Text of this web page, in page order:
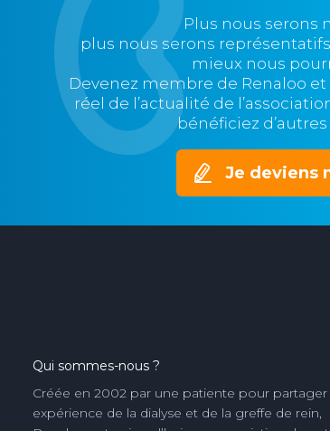
Plus nous serons
plus nous serons
mieux nous
Devenez membre de Renaloo
réel de l’actualité de
bénéficiez
Je deviens
Qui sommes-nous ?
Créée en 2002 par une patiente pour partager
expérience de la dialyse et de la greffe de rein,